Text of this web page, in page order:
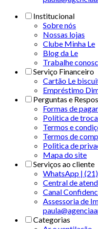
Institucional
Sobre nós
Nossas lojas
Clube Minha Le
Blog da Le
Trabalhe
Serviço Financeiro
Cartão Le
Empréstimo
Perguntas e
Formas de
Política de
Termos e
Termos de
Politica de
Mapa do site
Serviços ao cliente
WhatsApp |
Central de
Canal
Assessoria de
Categorias